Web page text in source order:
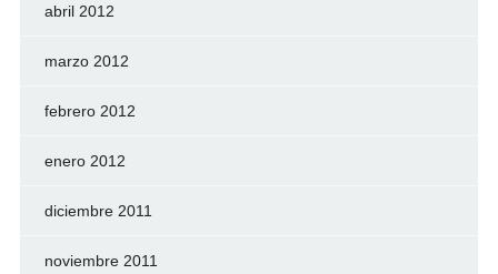
abril 2012
marzo 2012
febrero 2012
enero 2012
diciembre 2011
noviembre 2011